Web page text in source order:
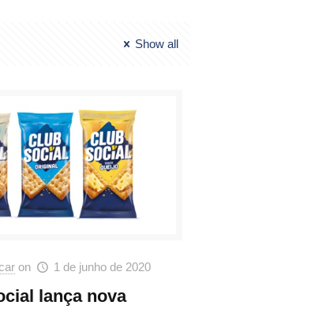
Show all
on 1 de junho de 2020
lança nova